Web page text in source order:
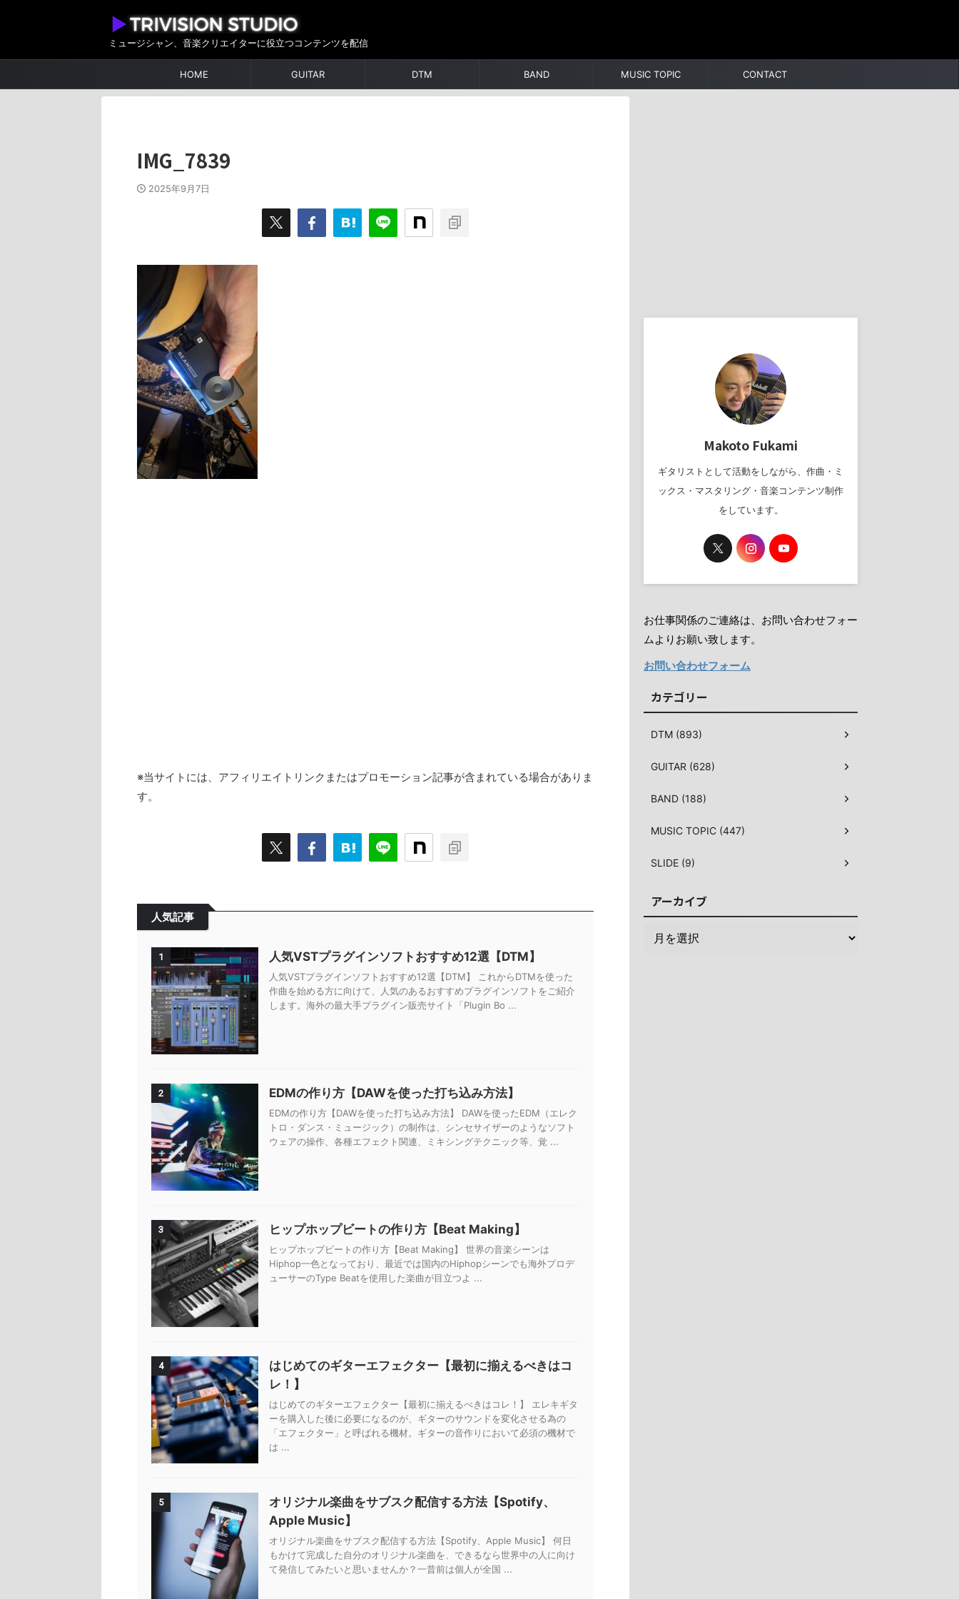
ミュージシャン、音楽クリエイターに役立つコンテンツを配信
HOME GUITAR DTM BAND MUSIC TOPIC CONTACT
IMG_7839
2025年9月7日
※当サイトには、アフィリエイトリンクまたはプロモーション記事が含まれている場合がありま
す。
人気記事
1 人気VSTプラグインソフトおすすめ12選【DTM】
人気VSTプラグインソフトおすすめ12選【DTM】 これからDTMを使った
作曲を始める方に向けて、人気のあるおすすめプラグインソフトをご紹介
します。海外の最大手プラグイン販売サイト「Plugin Bo ...
2 EDMの作り方【DAWを使った打ち込み方法】
EDMの作り方【DAWを使った打ち込み方法】 DAWを使ったEDM（エレク
トロ・ダンス・ミュージック）の制作は、シンセサイザーのようなソフト
ウェアの操作、各種エフェクト関連、ミキシングテクニック等、覚 ...
3 ヒップホップビートの作り方【Beat Making】
ヒップホップビートの作り方【Beat Making】 世界の音楽シーンは
Hiphop一色となっており、最近では国内のHiphopシーンでも海外プロデ
ューサーのType Beatを使用した楽曲が目立つよ ...
4
はじめてのギターエフェクター【最初に揃えるべきはコ
レ！】
はじめてのギターエフェクター【最初に揃えるべきはコレ！】 エレキギタ
ーを購入した後に必要になるのが、ギターのサウンドを変化させる為の
「エフェクター」と呼ばれる機材。ギターの音作りにおいて必須の機材で
は ...
5
オリジナル楽曲をサブスク配信する方法【Spotify、
Apple Music】
オリジナル楽曲をサブスク配信する方法【Spotify、Apple Music】 何日
もかけて完成した自分のオリジナル楽曲を、できるなら世界中の人に向け
て発信してみたいと思いませんか？一昔前は個人が全国 ...
Makoto Fukami
ギタリストとして活動をしながら、作曲・ミ
ックス・マスタリング・音楽コンテンツ制作
をしています。
お仕事関係のご連絡は、お問い合わせフォー
ムよりお願い致します。
お問い合わせフォーム
カテゴリー
DTM (893)
GUITAR (628)
BAND (188)
MUSIC TOPIC (447)
SLIDE (9)
アーカイブ